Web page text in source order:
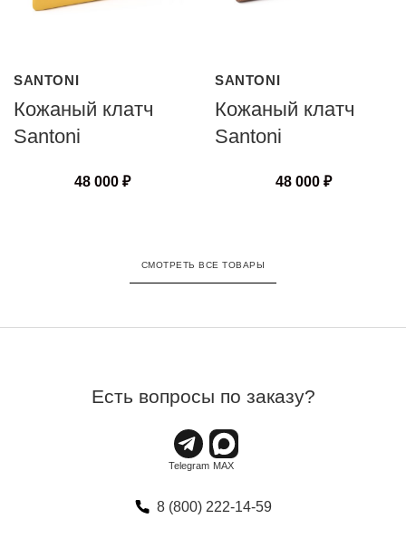
SANTONI
Кожаный клатч
Santoni
48 000 ₽
SANTONI
Кожаный клатч
Santoni
48 000 ₽
СМОТРЕТЬ ВСЕ ТОВАРЫ
Есть вопросы по заказу?
8 (800) 222-14-59